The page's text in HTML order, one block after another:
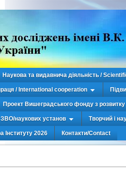
Наукова та видавнича діяльність /
/ International cooperation
Проект Вишеградського фонду з розвитку
ЗВО/наукових установ Творчий і
Інституту 2026 Контакти/Contact